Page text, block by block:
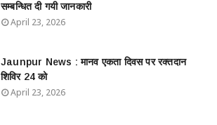
सम्बन्धित दी गयी जानकारी
April 23, 2026
Jaunpur News : ​मानव एकता दिवस पर रक्तदान
शिविर 24 को
April 23, 2026